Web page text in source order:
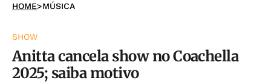
HOME>MÚSICA
SHOW
Anitta cancela show no Coachella
2025; saiba motivo